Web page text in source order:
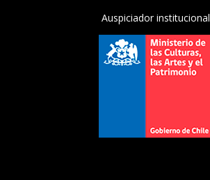
Auspiciador institucional